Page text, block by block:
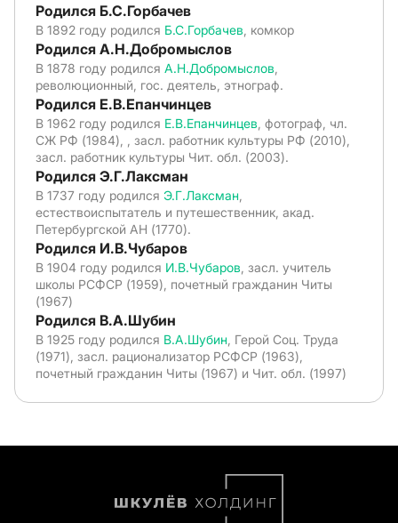
Родился Б.С.Горбачев
В 1892 году родился Б.С.Горбачев , комкор
Родился А.Н.Добромыслов
В 1878 году родился А.Н.Добромыслов
революционный, гос. деятель, этнограф.
Родился Е.В.Епанчинцев
В 1962 году родился Е.В.Епанчинцев , фотограф, чл.
СЖ РФ (1984), , засл. работник культуры РФ (2010),
засл. работник культуры Чит. обл. (2003).
Родился Э.Г.Лаксман
В 1737 году родился Э.Г.Лаксман
естествоиспытатель и путешественник, акад.
Петербургской АН (1770).
Родился И.В.Чубаров
В 1904 году родился И.В.Чубаров , засл. учитель
школы РСФСР (1959), почетный гражданин Читы
(1967)
Родился В.А.Шубин
В 1925 году родился В.А.Шубин , Герой Соц. Труда
(1971), засл. рационализатор РСФСР (1963),
почетный гражданин Читы (1967) и Чит. обл. (1997)